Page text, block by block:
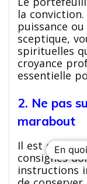
la
puissance
sceptique,
spirituelles
croyance
essentielle
2. Ne pas
marabout
Il est crucial
consignes
instructions
En